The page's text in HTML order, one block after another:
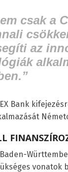
csak a
az
Bank
vonatok